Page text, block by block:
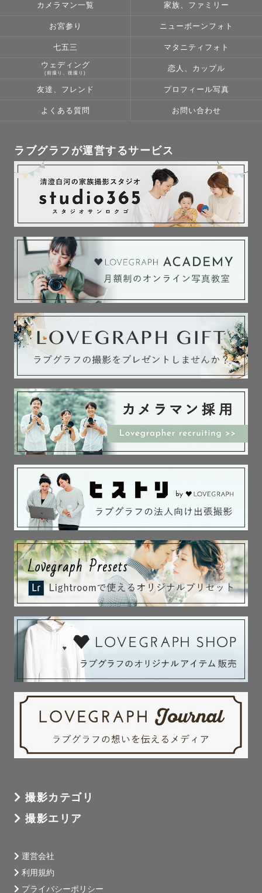
カメラマン一覧 家族、ファミリー
お宮参り ニューボーンフォト
七五三 マタニティフォト
ウェディング
(前撮り、後撮り)
恋人、カップル
友達、フレンド プロフィール写真
よくある質問 お問い合わせ
ラブグラフが運営するサービス
撮影カテゴリ
撮影エリア
運営会社
利用規約
プライバシーポリシー